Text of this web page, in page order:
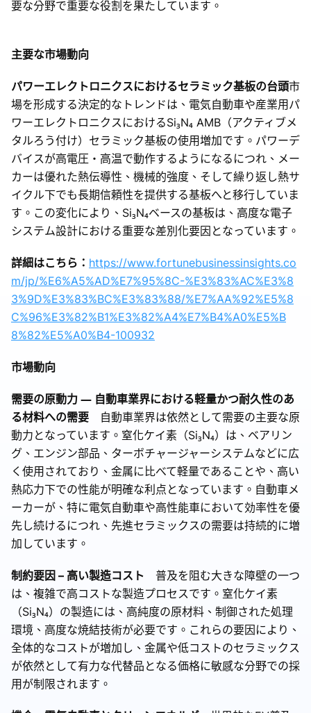
要な分野で重要な役割を果たしています。
主要な市場動向
パワーエレクトロニクスにおけるセラミック基板の台頭市
場を形成する決定的なトレンドは、電気自動車や産業用パ
ワーエレクトロニクスにおけるSi₃N₄ AMB（アクティブメ
タルろう付け）セラミック基板の使用増加です。パワーデ
バイスが高電圧・高温で動作するようになるにつれ、メー
カーは優れた熱伝導性、機械的強度、そして繰り返し熱サ
イクル下でも長期信頼性を提供する基板へと移行していま
す。この変化により、Si₃N₄ベースの基板は、高度な電子
システム設計における重要な差別化要因となっています。
詳細はこちら： https://www.fortunebusinessinsights.co
m/jp/%E6%A5%AD%E7%95%8C-%E3%83%AC%E3%8
3%9D%E3%83%BC%E3%83%88/%E7%AA%92%E5%8
C%96%E3%82%B1%E3%82%A4%E7%B4%A0%E5%B
8%82%E5%A0%B4-100932
市場動向
需要の原動力 ― 自動車業界における軽量かつ耐久性のあ
る材料への需要 自動車業界は依然として需要の主要な原
動力となっています。窒化ケイ素（Si₃N₄）は、ベアリン
グ、エンジン部品、ターボチャージャーシステムなどに広
く使用されており、金属に比べて軽量であることや、高い
熱応力下での性能が明確な利点となっています。自動車メ
ーカーが、特に電気自動車や高性能車において効率性を優
先し続けるにつれ、先進セラミックスの需要は持続的に増
加しています。
制約要因 – 高い製造コスト 普及を阻む大きな障壁の一つ
は、複雑で高コストな製造プロセスです。窒化ケイ素
（Si₃N₄）の製造には、高純度の原材料、制御された処理
環境、高度な焼結技術が必要です。これらの要因により、
全体的なコストが増加し、金属や低コストのセラミックス
が依然として有力な代替品となる価格に敏感な分野での採
用が制限されます。